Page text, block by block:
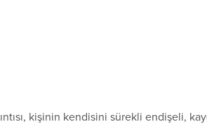
kişinin kendisini sürekli endişeli,